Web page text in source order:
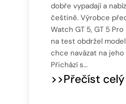
dobře vypadají a
češtině. Výrobce
Watch GT 5, GT 5
na test obdržel
chce navázat na
Přichází s…
>>Přečíst